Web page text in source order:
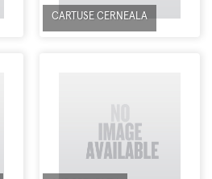
CARTUSE CERNEALA